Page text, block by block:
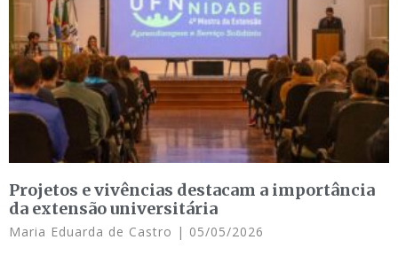
Projetos e vivências destacam a importância
da extensão universitária
Maria Eduarda de Castro 05/05/2026